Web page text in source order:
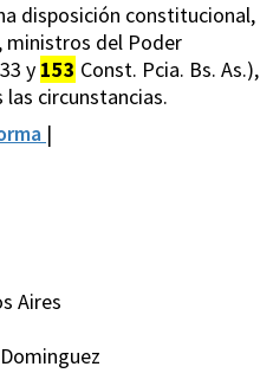
disposición constitucional,
ministros del Poder
y 153 Const. Pcia. Bs. As.),
circunstancias.
|
Aires